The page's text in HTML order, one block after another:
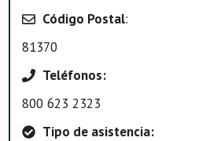
Código Postal:
81370
Teléfonos:
800 623 2323
Tipo de asistencia: